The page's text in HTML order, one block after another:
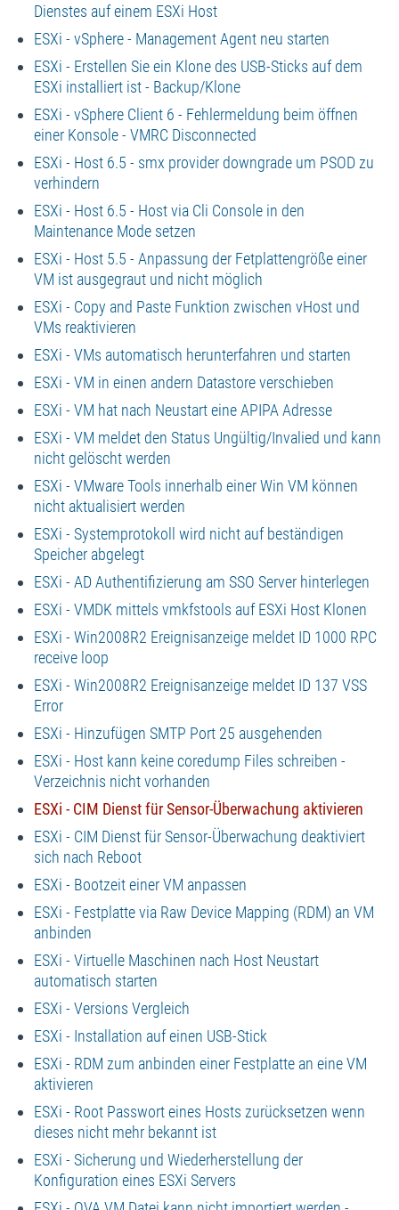
Dienstes auf einem ESXi Host
ESXi - vSphere - Management Agent neu starten
ESXi - Erstellen Sie ein Klone des USB-Sticks auf dem
ESXi installiert ist - Backup/Klone
ESXi - vSphere Client 6 - Fehlermeldung beim öffnen
einer Konsole - VMRC Disconnected
ESXi - Host 6.5 - smx provider downgrade um PSOD zu
verhindern
ESXi - Host 6.5 - Host via Cli Console in den
Maintenance Mode setzen
ESXi - Host 5.5 - Anpassung der Fetplattengröße einer
VM ist ausgegraut und nicht möglich
ESXi - Copy and Paste Funktion zwischen vHost und
VMs reaktivieren
ESXi - VMs automatisch herunterfahren und starten
ESXi - VM in einen andern Datastore verschieben
ESXi - VM hat nach Neustart eine APIPA Adresse
ESXi - VM meldet den Status Ungültig/Invalied und kann
nicht gelöscht werden
ESXi - VMware Tools innerhalb einer Win VM können
nicht aktualisiert werden
ESXi - Systemprotokoll wird nicht auf beständigen
Speicher abgelegt
ESXi - AD Authentifizierung am SSO Server hinterlegen
ESXi - VMDK mittels vmkfstools auf ESXi Host Klonen
ESXi - Win2008R2 Ereignisanzeige meldet ID 1000 RPC
receive loop
ESXi - Win2008R2 Ereignisanzeige meldet ID 137 VSS
Error
ESXi - Hinzufügen SMTP Port 25 ausgehenden
ESXi - Host kann keine coredump Files schreiben -
Verzeichnis nicht vorhanden
ESXi - CIM Dienst für Sensor-Überwachung aktivieren
ESXi - CIM Dienst für Sensor-Überwachung deaktiviert
sich nach Reboot
ESXi - Bootzeit einer VM anpassen
ESXi - Festplatte via Raw Device Mapping (RDM) an VM
anbinden
ESXi - Virtuelle Maschinen nach Host Neustart
automatisch starten
ESXi - Versions Vergleich
ESXi - Installation auf einen USB-Stick
ESXi - RDM zum anbinden einer Festplatte an eine VM
aktivieren
ESXi - Root Passwort eines Hosts zurücksetzen wenn
dieses nicht mehr bekannt ist
ESXi - Sicherung und Wiederherstellung der
Konfiguration eines ESXi Servers